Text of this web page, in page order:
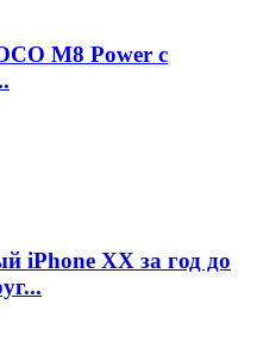
M8 Power с
iPhone XX за год до